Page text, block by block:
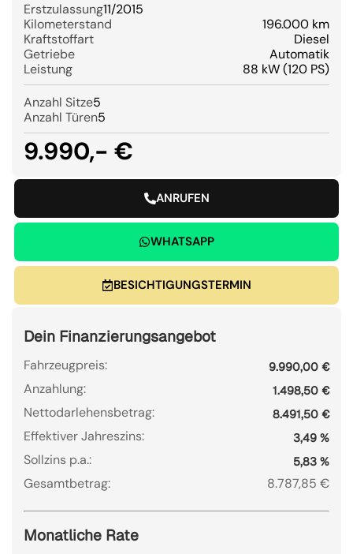
Erstzulassung11/2015
Kilometerstand
196.000 km
Kraftstoffart
Diesel
Getriebe
Automatik
Leistung
88 kW (120 PS)
Anzahl Sitze5
Anzahl Türen5
9.990,- €
ANRUFEN
WHATSAPP
BESICHTIGUNGSTERMIN
Dein Finanzierungsangebot
Fahrzeugpreis: 9.990,00 €
Anzahlung: 1.498,50 €
Nettodarlehensbetrag: 8.491,50 €
Effektiver Jahreszins: 3,49 %
Sollzins p.a.: 5,83 %
Gesamtbetrag: 8.787,85 €
Monatliche Rate